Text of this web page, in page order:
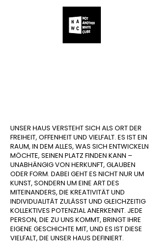
UNSER HAUS VERSTEHT SICH ALS ORT DER
FREIHEIT, OFFENHEIT UND VIELFALT. ES IST EIN
RAUM, IN DEM ALLES, WAS SICH ENTWICKELN
MÖCHTE, SEINEN PLATZ FINDEN KANN –
UNABHÄNGIG VON HERKUNFT, GLAUBEN
ODER FORM. DABEI GEHT ES NICHT NUR UM
KUNST, SONDERN UM EINE ART DES
MITEINANDERS, DIE KREATIVITÄT UND
INDIVIDUALITÄT ZULÄSST UND GLEICHZEITIG
KOLLEKTIVES POTENZIAL ANERKENNT. JEDE
PERSON, DIE ZU UNS KOMMT, BRINGT IHRE
EIGENE GESCHICHTE MIT, UND ES IST DIESE
VIELFALT, DIE UNSER HAUS DEFINIERT.